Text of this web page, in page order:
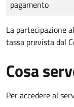
pagamento
La partecipazione
tassa prevista dal
Cosa
Per accedere al